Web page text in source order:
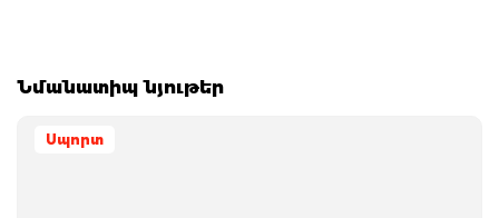
Նմանատիպ նյութեր
Սպորտ